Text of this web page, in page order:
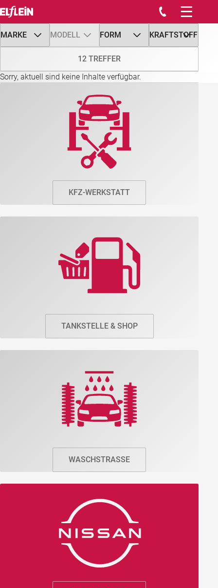
Startseite
Werkstatt
Marktplatz
Tankstelle/Shop
Waschstraße
Über uns
Kontakt
Sorry, aktuell sind keine Inhalte verfügbar.
KFZ-WERKSTATT
TANKSTELLE & SHOP
WASCHSTRASSE